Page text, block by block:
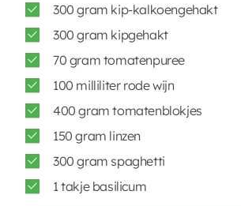
300 gram kip-kalkoengehakt
300 gram kipgehakt
70 gram tomatenpuree
100 milliliter rode wijn
400 gram tomatenblokjes
150 gram linzen
300 gram spaghetti
1 takje basilicum